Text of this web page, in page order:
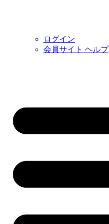
ログイン
会員サイト ヘルプ